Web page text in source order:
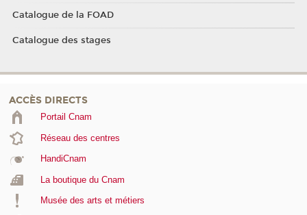
Catalogue de la FOAD
Catalogue des stages
ACCÈS DIRECTS
Portail Cnam
Réseau des centres
HandiCnam
La boutique du Cnam
Musée des arts et métiers